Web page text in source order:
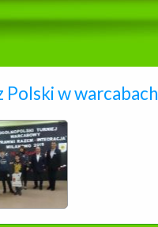
w warcabach